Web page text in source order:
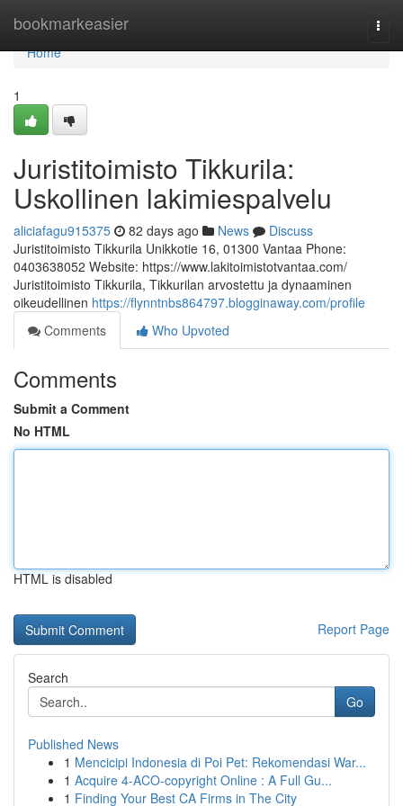
bookmarkeasier
Home
Home
1
Juristitoimisto Tikkurila:
Uskollinen lakimiespalvelu
aliciafagu915375 82 days ago News
Discuss
Juristitoimisto Tikkurila Unikkotie 16, 01300 Vantaa Phone:
0403638052 Website: https://www.lakitoimistotvantaa.com/
Juristitoimisto Tikkurila, Tikkurilan arvostettu ja dynaaminen
oikeudellinen https://flynntnbs864797.blogginaway.com/profile
Comments
Who Upvoted
Comments
Submit a Comment
No HTML
HTML is disabled
Report Page
Search
Go
Published News
1 Mencicipi Indonesia di Poi Pet: Rekomendasi War...
1 Acquire 4-ACO-copyright Online : A Full Gu...
1 Finding Your Best CA Firms in The City